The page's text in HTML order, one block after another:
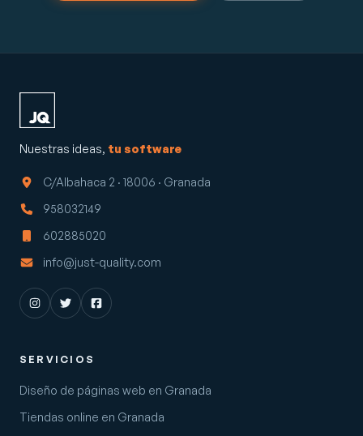
Nuestras ideas, tu software
C/Albahaca 2 · 18006 · Granada
958032149
602885020
info@just-quality.com
SERVICIOS
Diseño de páginas web en Granada
Tiendas online en Granada